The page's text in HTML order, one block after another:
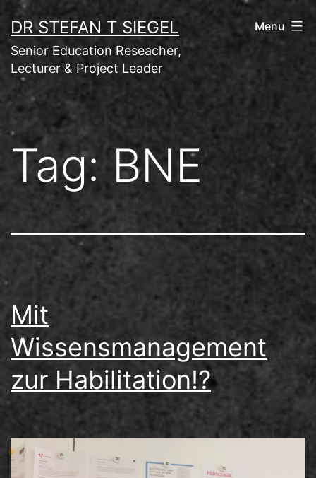
Skip
to
content
DR STEFAN T SIEGEL
Senior Education Reseacher,
Lecturer & Project Leader
Menu
Tag:BNE
Mit
Wissensmanagement
zur Habilitation!?